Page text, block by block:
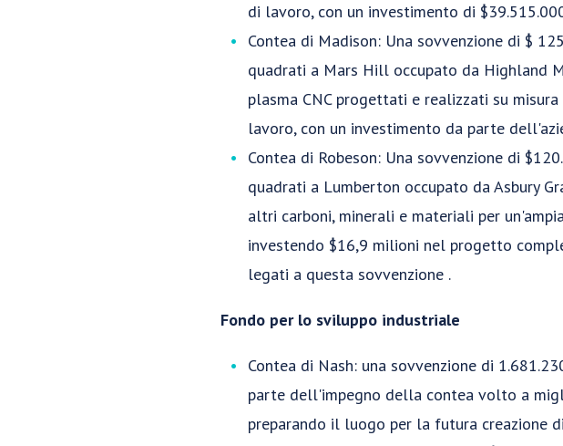
di lavoro, con un investimento di
Contea di Madison: Una sovvenzione di $
quadrati a Mars Hill occupato da Highland
plasma CNC progettati e realizzati su
lavoro, con un investimento da parte
Contea di Robeson: Una sovvenzione di
quadrati a Lumberton occupato da Asbury
altri carboni, minerali e materiali per
investendo $16,9 milioni nel progetto
legati a questa sovvenzione .
Fondo per lo sviluppo industriale
Contea di Nash: una sovvenzione di
parte dell'impegno della contea volto a
preparando il luogo per la futura creazione